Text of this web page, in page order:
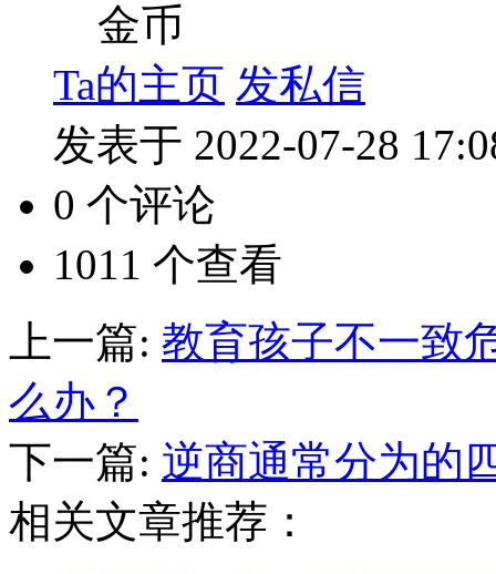
金币
Ta的主页 发私信
发表于 2022-07-28
0 个评论
1011 个查看
上一篇: 教育孩子不一致
么办？
下一篇: 逆商通常分为的
相关文章推荐：